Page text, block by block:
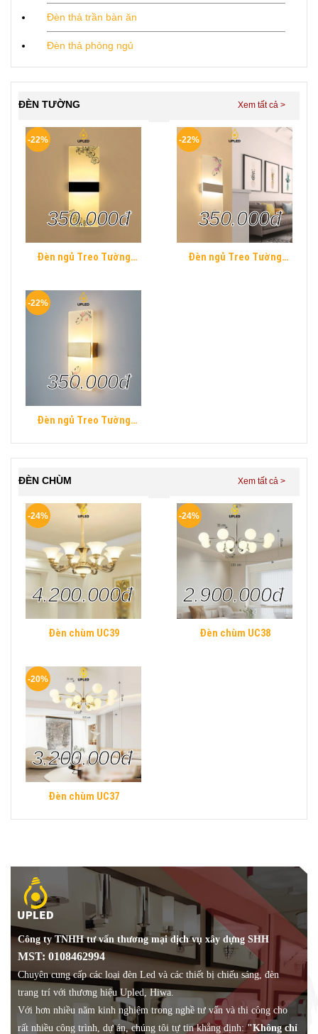
Đèn thả trần bàn ăn
Đèn thả phòng ngủ
ĐÈN TƯỜNG
Đèn ngủ Treo Tường
ngủ hình khối chữ nhật
Hiện Đại
350.000đ
-22%
Đèn ngủ Treo Tường
350.000đ
-22%
Đèn ngủ Treo Tường
350.000đ
-22%
ĐÈN CHÙM
Đèn chùm UC39
4.200.000đ
-24%
Đèn chùm UC38
2.900.000đ
-24%
Đèn chùm UC37
3.200.000đ
-20%
Công ty TNHH tư vấn thương mại dịch vụ xây dựng SHH
MST: 0108462994
Chuyên cung cấp các loại đèn Led và các thiết bị chiếu sáng, đèn
trang trí với thương hiệu Upled, Hiwa.
Với hơn nhiều năm kinh nghiệm trong nghề tư vấn và thi công cho
rất nhiều công trình, dự án, chúng tôi tự tin khẳng định:"Không chỉ